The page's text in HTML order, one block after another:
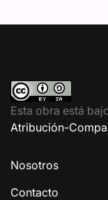
Esta obra está
Atribución-
Nosotros
Contacto